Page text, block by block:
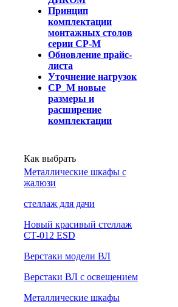
Принцип
комплектации
монтажных столов
серии СР-М
Обновление прайс-
листа
Уточнение нагрузок
СР_М новые
размеры и
расширение
комплектации
Как выбрать
Металлические шкафы с
жалюзи
cтеллаж для дачи
Новый красивый стеллаж
СТ-012 ESD
Верстаки модели ВЛ
Верстаки ВЛ с освещением
Металлические шкафы